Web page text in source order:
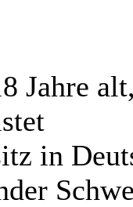
Jahre
in